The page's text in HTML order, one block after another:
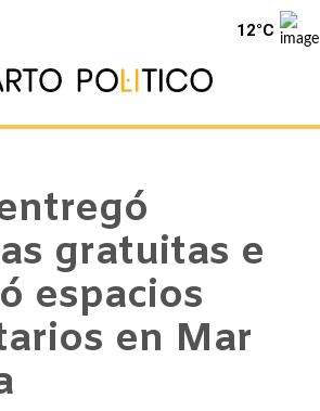
12°C
gratuitas e
espacios
en Mar